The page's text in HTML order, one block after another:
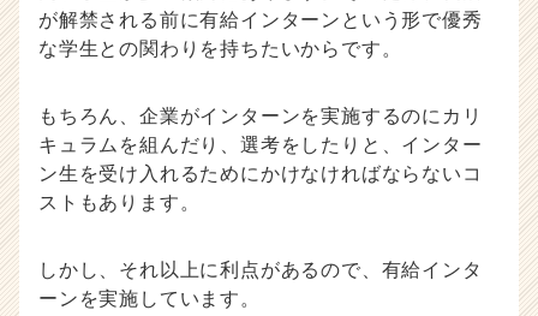
が解禁される前に有給インターンという形で優秀
な学生との関わりを持ちたいからです。
もちろん、企業がインターンを実施するのにカリ
キュラムを組んだり、選考をしたりと、インター
ン生を受け入れるためにかけなければならないコ
ストもあります。
しかし、それ以上に利点があるので、有給インタ
ーンを実施しています。